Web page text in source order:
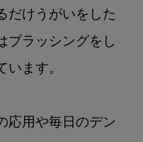
だけうがいをした
ブラッシングをし
います。
応用や毎日のデン